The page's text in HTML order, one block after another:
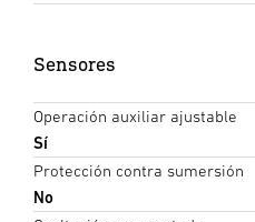
Sensores
Operación auxiliar ajustable
Sí
Protección contra sumersión
No